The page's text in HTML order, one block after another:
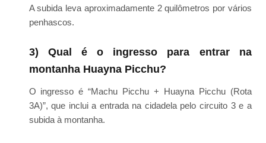
A subida leva aproximadamente 2 quilômetros por vários
penhascos.
3) Qual é o ingresso para entrar na
montanha Huayna Picchu?
O ingresso é “Machu Picchu + Huayna Picchu (Rota
3A)”, que inclui a entrada na cidadela pelo circuito 3 e a
subida à montanha.